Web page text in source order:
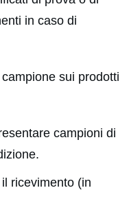
in caso di
sui prodotti
campioni di
ricevimento (in